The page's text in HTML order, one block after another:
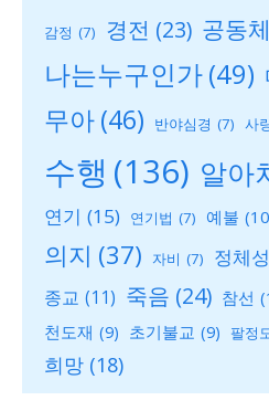
감정 (7) 경전 (23) 공동체
나는누구인가(49)
무아(46) 반야심경 (7) 사
수행 (136) 알아
연기 (15) 연기법 (7) 예불
의지 (37) 자비 (7) 정체성
종교 (11) 죽음 (24) 참선
천도재 (9) 초기불교 (9) 팔정
희망 (18)